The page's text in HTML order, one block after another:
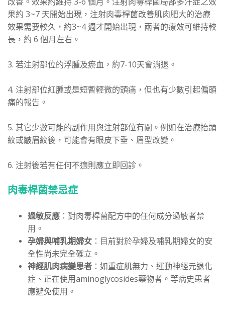
果約 3~7 天開始出現，注射肉毒桿菌改善肌肉肥大的治療
效果需要較久，約3~4 週才開始出現，兩者的療效可維持較
長，約 6 個月左右。
3. 若注射部位的浮腫及瘀血，約7-10天會消退。
4. 注射部位紅腫或是短暫輕微的頭痛，但也有少數引起偏頭
痛的報告。
5. 其它少數可能的副作用與注射部位有關。例如在治療抬頭
紋或皺眉紋後，可能會有眼皮下垂、眉型改變。
6. 注射後若有任何不適則應立即回診。
肉毒桿菌禁忌症
過敏反應 ：對肉毒桿菌配方中的任何成分過敏者禁
用。
孕婦與哺乳期婦女 ：目前對於孕婦及哺乳期婦女的安
全性尚未完全確立。
神經肌肉病變患者 ：如重症肌無力、運動神經元退化
症、正在使用aminoglycosides藥物者。等病史患者
應避免使用。